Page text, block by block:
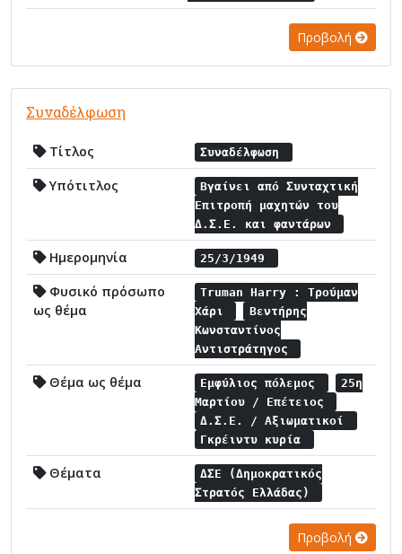
Προβολή
Συναδέλφωση
Τίτλος Συναδέλφωση
Υπότιτλος
Βγαίνει από Συνταχτική
Επιτροπή μαχητών του
Δ.Σ.Ε. και φαντάρων
Ημερομηνία 25/3/1949
Φυσικό πρόσωπο
ως θέμα
Truman Harry : Τρούμαν
Χάρι
Βεντήρης
Κωνσταντίνος
Αντιστράτηγος
Θέμα ως θέμα Εμφύλιος πόλεμος
25η
Μαρτίου / Επέτειος
Δ.Σ.Ε. / Αξιωματικοί
Γκρέιντυ κυρία
Θέματα
ΔΣΕ (Δημοκρατικός
Στρατός Ελλάδας)
Προβολή